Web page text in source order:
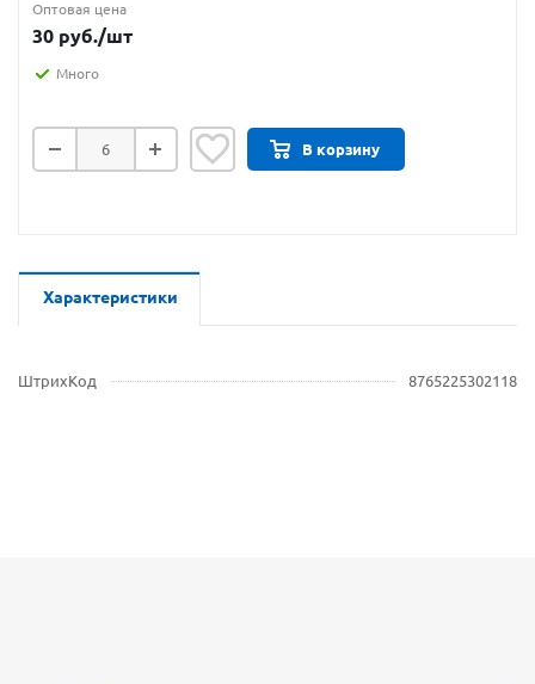
Оптовая цена
30 руб./шт
Много
В корзину
Характеристики
ШтрихКод 8765225302118